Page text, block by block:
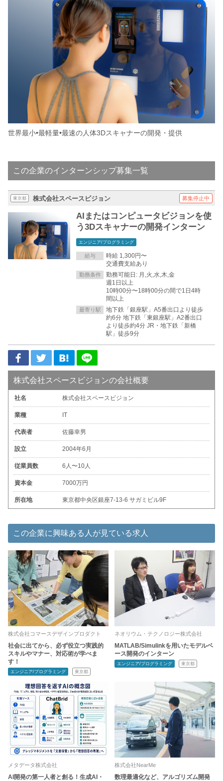
世界最小•最軽量•最速の人体3Dスキャナーの開発・提供
この企業のインターンシップ募集一覧
東京都 株式会社スペースビジョン 募集停止中
AIまたはコンピュータビジョンを使
う3Dスキャナーの開発インターン
エンジニア/プログラミング
給与
時給 1,300円〜
交通費支給あり
勤務条件
勤務可能日: 月,火,水,木,金
週1日以上
10時00分〜18時00分の間で1日4時
間以上
最寄り駅
地下鉄「銀座駅」A5番出口より徒歩
約6分 地下鉄「東銀座駅」A2番出口
より徒歩約4分 JR・地下鉄「新橋
駅」徒歩9分
株式会社スペースビジョンの会社概要
社名 株式会社スペースビジョン
業種 IT
代表者 佐藤幸男
設立 2004年6月
従業員数 6人〜10人
資本金 7000万円
所在地 東京都中央区銀座7-13-6 サガミビル9F
この企業に興味ある人が見ている求人
株式会社コマースデザインプロダクト
社会に出てから、必ず役立つ実践的
スキルやマナー、対応術が学べま
す！
エンジニア/プログラミング 東京都
ネオリウム・テクノロジー株式会社
MATLAB/Simulinkを用いたモデルベ
ース開発のインターン
エンジニア/プログラミング 東京都
メタデータ株式会社
AI開発の第一人者と創る！生成AI・
株式会社NearMe
数理最適化など、アルゴリズム開発